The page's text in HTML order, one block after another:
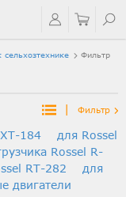
Фильтр
| Фильтр
184
для Rossel
Rossel R-
RT-282
для
двигатели